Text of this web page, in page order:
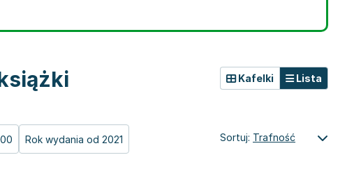
Rok wydania od 2021
Kafelki Lista
Sortuj: Trafność